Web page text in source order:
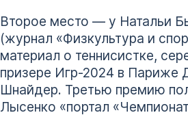
Второе место — у Натальи
(журнал «Физкультура и
материал о теннисистке,
призере Игр-2024 в Париже
Шнайдер. Третью премию
Лысенко «портал